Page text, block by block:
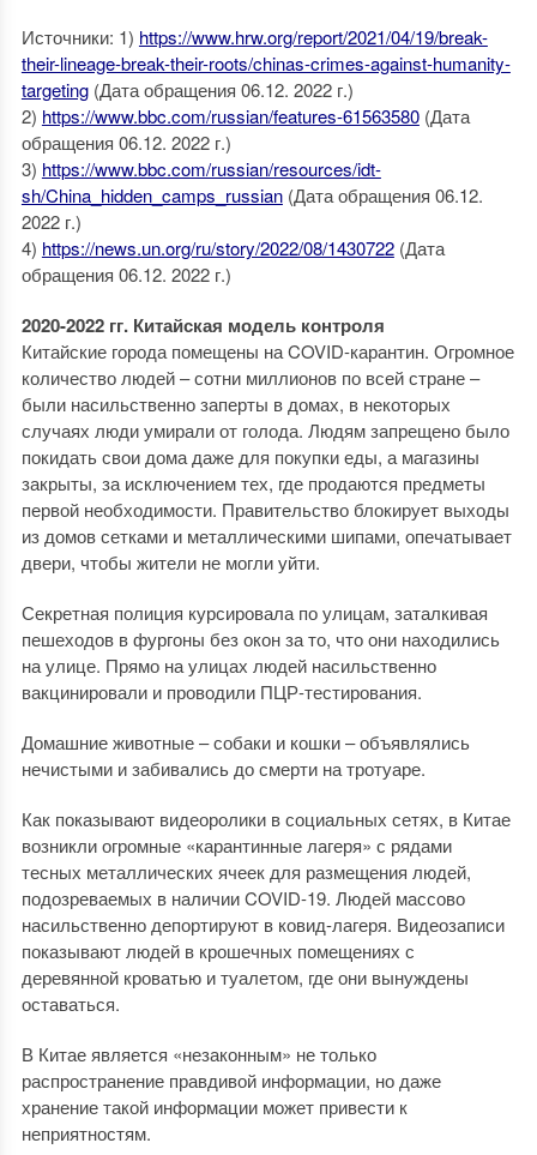
Источники: 1) https://www.hrw.org/report/2021/04/19/break-
their-lineage-break-their-roots/chinas-crimes-against-humanity-
targeting(Дата обращения 06.12. 2022 г.)
2) https://www.bbc.com/russian/features-61563580(Дата
обращения 06.12. 2022 г.)
3) https://www.bbc.com/russian/resources/idt-
sh/China_hidden_camps_russian(Дата обращения 06.12.
2022 г.)
4) https://news.un.org/ru/story/2022/08/1430722(Дата
обращения 06.12. 2022 г.)
2020-2022 гг. Китайская модель контроля
Китайские города помещены на COVID-карантин. Огромное
количество людей – сотни миллионов по всей стране –
были насильственно заперты в домах, в некоторых
случаях люди умирали от голода. Людям запрещено было
покидать свои дома даже для покупки еды, а магазины
закрыты, за исключением тех, где продаются предметы
первой необходимости. Правительство блокирует выходы
из домов сетками и металлическими шипами, опечатывает
двери, чтобы жители не могли уйти.
Секретная полиция курсировала по улицам, заталкивая
пешеходов в фургоны без окон за то, что они находились
на улице. Прямо на улицах людей насильственно
вакцинировали и проводили ПЦР-тестирования.
Домашние животные – собаки и кошки – объявлялись
нечистыми и забивались до смерти на тротуаре.
Как показывают видеоролики в социальных сетях, в Китае
возникли огромные «карантинные лагеря» с рядами
тесных металлических ячеек для размещения людей,
подозреваемых в наличии COVID-19. Людей массово
насильственно депортируют в ковид-лагеря. Видеозаписи
показывают людей в крошечных помещениях с
деревянной кроватью и туалетом, где они вынуждены
оставаться.
В Китае является «незаконным» не только
распространение правдивой информации, но даже
хранение такой информации может привести к
неприятностям.